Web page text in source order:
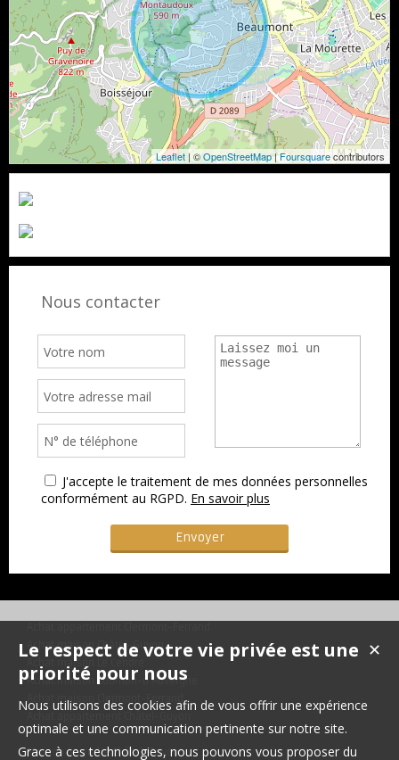
Leaflet| ©OpenStreetMap|Foursquarecontributors
Nous contacter
J'accepte le traitement de mes données personnelles
conformément au RGPD. En savoir plus
Achat maison Châtel-Guyon
Achat maison Le Cendre
Achat maison Cournon-d'Auvergne
Achat maison Clermont-Ferrand
Maison à vendre Châtel-Guyon
✕
Le respect de votre vie privée est une
priorité pour nous
Nous utilisons des cookies afin de vous offrir une expérience
optimale et une communication pertinente sur notre site.
Grace à ces technologies, nous pouvons vous proposer du